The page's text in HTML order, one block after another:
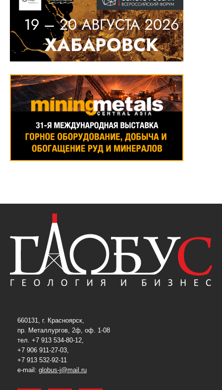
660131, г. Красноярск,
пр. Металлургов, 2ф, оф. 1-08
тел. +7 913 534-80-12,
+7 906 911-27-03,
+7 913 532-92-11
e-mail: globus-j@mail.ru